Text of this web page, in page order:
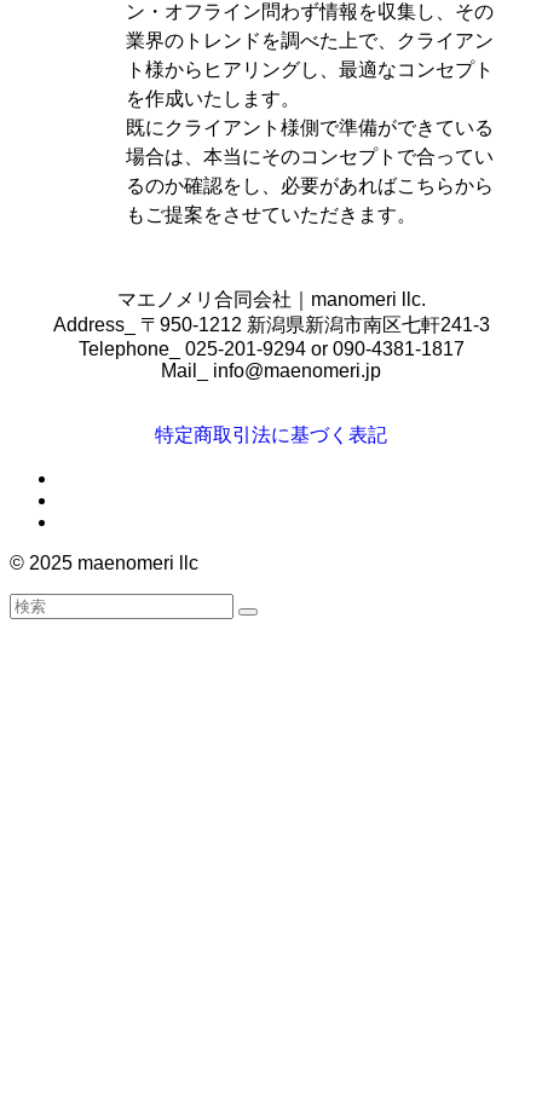
ン・オフライン問わず情報を収集し、その
業界のトレンドを調べた上で、クライアン
ト様からヒアリングし、最適なコンセプト
を作成いたします。
既にクライアント様側で準備ができている
場合は、本当にそのコンセプトで合ってい
るのか確認をし、必要があればこちらから
もご提案をさせていただきます。
マエノメリ合同会社｜manomeri llc.
Address_ 〒950-1212 新潟県新潟市南区七軒241-3
Telephone_ 025-201-9294 or 090-4381-1817
Mail_ info@maenomeri.jp
特定商取引法に基づく表記
© 2025 maenomeri llc